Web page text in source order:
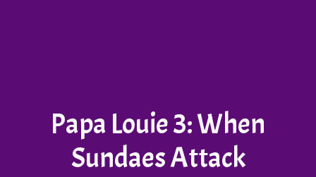
Papa Louie 3: When
Sundaes Attack